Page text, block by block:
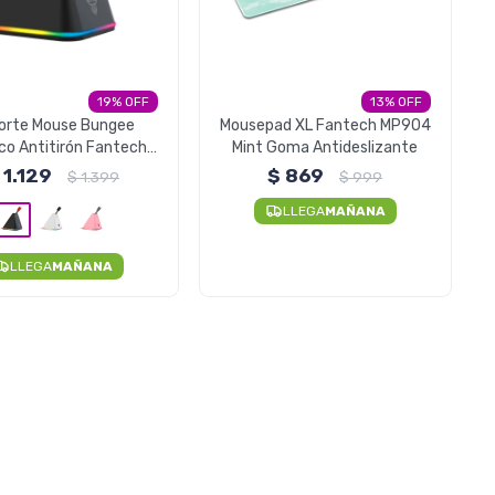
19
Mouse Bungee
Antitirón Fantech
MBR01 - Negro
1.129 $1.399
LLEGAMAÑANA
13
Mousepad XL Fantech MP904
Mint Goma Antideslizante
$ 869 $999
LLEGAMAÑANA